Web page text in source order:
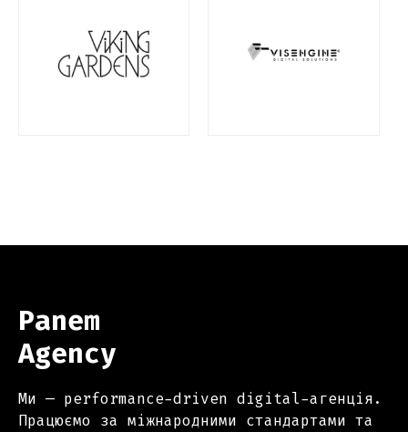
Panem
Agency
Ми — performance-driven digital-агенція.
Працюємо за міжнародними стандартами та